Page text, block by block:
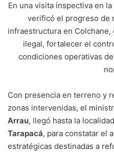
En una visita inspectiva en
verificó el progreso de
infraestructura en
ilegal, fortalecer el
condiciones operativas
Con presencia en terreno y
zonas intervenidas, el
Arrau, llegó hasta la
Tarapacá, para constatar el
estratégicas destinadas a